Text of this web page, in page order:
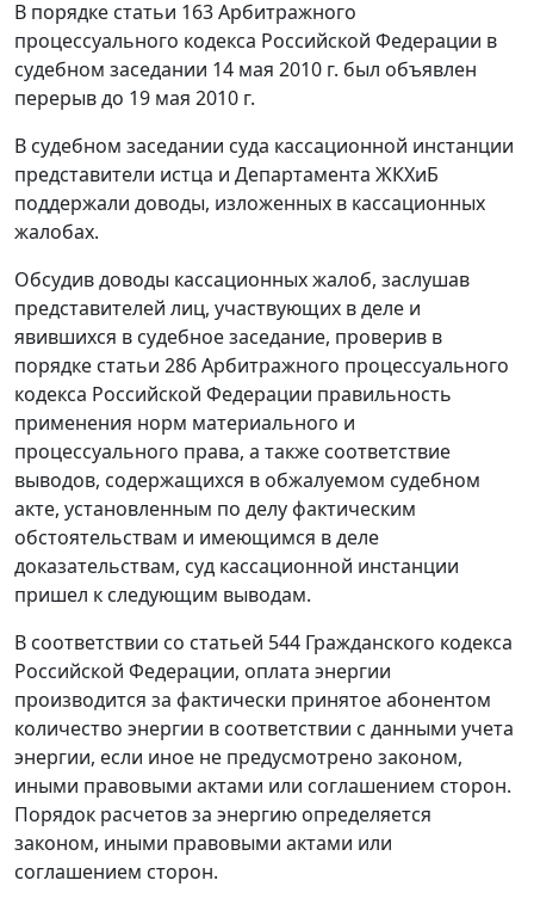
В порядке статьи 163Арбитражного
процессуального кодекса Российской Федерации в
судебном заседании 14 мая 2010 г. был объявлен
перерыв до 19 мая 2010 г.
В судебном заседании суда кассационной инстанции
представители истца и Департамента ЖКХиБ
поддержали доводы, изложенных в кассационных
жалобах.
Обсудив доводы кассационных жалоб, заслушав
представителей лиц, участвующих в деле и
явившихся в судебное заседание, проверив в
порядке статьи 286Арбитражного процессуального
кодекса Российской Федерации правильность
применения норм материального и
процессуального права, а также соответствие
выводов, содержащихся в обжалуемом судебном
акте, установленным по делу фактическим
обстоятельствам и имеющимся в деле
доказательствам, суд кассационной инстанции
пришел к следующим выводам.
В соответствии со статьей 544 Гражданского кодекса
Российской Федерации, оплата энергии
производится за фактически принятое абонентом
количество энергии в соответствии с данными учета
энергии, если иное не предусмотрено законом,
иными правовыми актами или соглашением сторон.
Порядок расчетов за энергию определяется
законом, иными правовыми актами или
соглашением сторон.